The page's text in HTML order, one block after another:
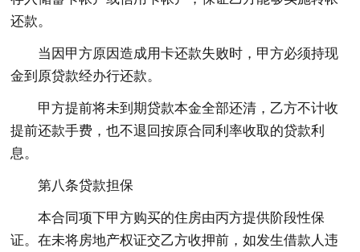
还款。
当因甲方原因造成用卡还款失败时，甲方必须持现
金到原贷款经办行还款。
甲方提前将未到期贷款本金全部还清，乙方不计收
提前还款手费，也不退回按原合同利率收取的贷款利
息。
第八条贷款担保
本合同项下甲方购买的住房由丙方提供阶段性保
证。在未将房地产权证交乙方收押前，如发生借款人违